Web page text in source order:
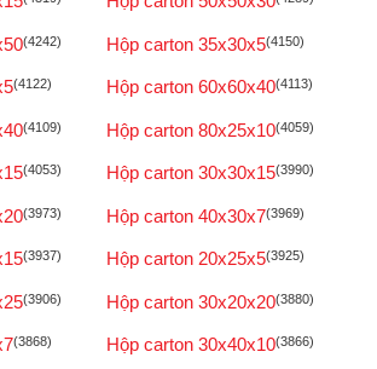
(4242) Hộp carton 35x30x5(4150)
(4122) Hộp carton 60x60x40(4113)
(4109) Hộp carton 80x25x10(4059)
(4053) Hộp carton 30x30x15(3990)
(3973) Hộp carton 40x30x7(3969)
(3937) Hộp carton 20x25x5(3925)
(3906) Hộp carton 30x20x20(3880)
(3868) Hộp carton 30x40x10(3866)